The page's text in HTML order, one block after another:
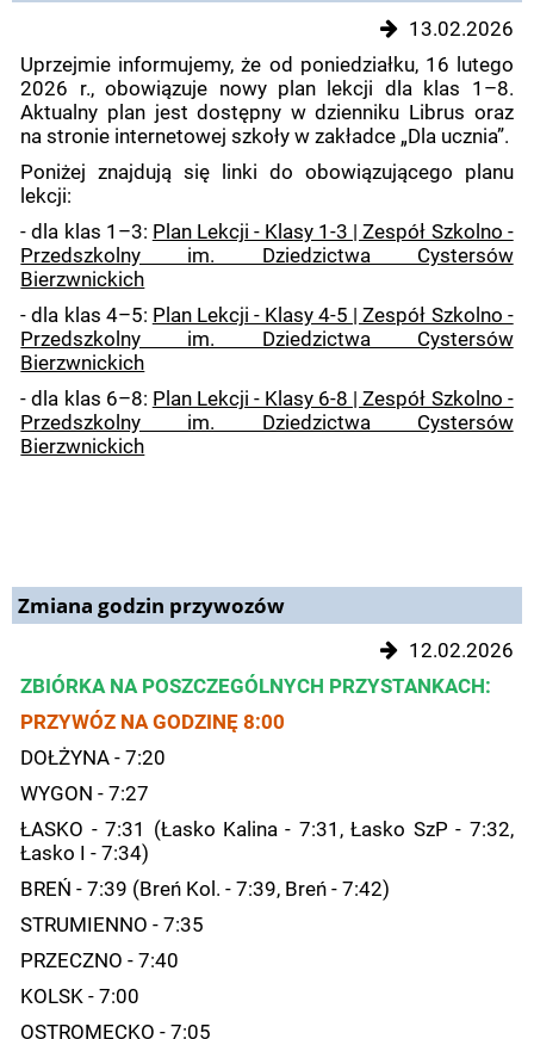
13.02.2026
Uprzejmie informujemy, że od poniedziałku, 16 lutego
2026 r., obowiązuje nowy plan lekcji dla klas 1–8.
Aktualny plan jest dostępny w dzienniku Librus oraz
na stronie internetowej szkoły w zakładce „Dla ucznia”.
Poniżej znajdują się linki do obowiązującego planu
lekcji:
- dla klas 1–3: Plan Lekcji - Klasy 1-3 | Zespół Szkolno -
Przedszkolny im. Dziedzictwa Cystersów
Bierzwnickich
- dla klas 4–5: Plan Lekcji - Klasy 4-5 | Zespół Szkolno -
Przedszkolny im. Dziedzictwa Cystersów
Bierzwnickich
- dla klas 6–8: Plan Lekcji - Klasy 6-8 | Zespół Szkolno -
Przedszkolny im. Dziedzictwa Cystersów
Bierzwnickich
Zmiana godzin przywozów
12.02.2026
ZBIÓRKA NA POSZCZEGÓLNYCH PRZYSTANKACH:
PRZYWÓZ NA GODZINĘ 8:00
DOŁŻYNA - 7:20
WYGON - 7:27
ŁASKO - 7:31 (Łasko Kalina - 7:31, Łasko SzP - 7:32,
Łasko I - 7:34)
BREŃ - 7:39 (Breń Kol. - 7:39, Breń - 7:42)
STRUMIENNO - 7:35
PRZECZNO - 7:40
KOLSK - 7:00
OSTROMĘCKO - 7:05